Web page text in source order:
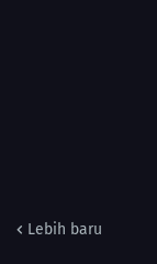
Lebih baru